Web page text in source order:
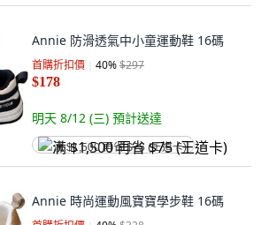
Annie 防滑透氣中小童運動鞋 16碼
首購折扣價 40%$297
$178
明天 8/12 (三) 預計送達
满 $1,500 再省 $75 (王道卡)
Annie 時尚運動風寶寶學步鞋 16碼